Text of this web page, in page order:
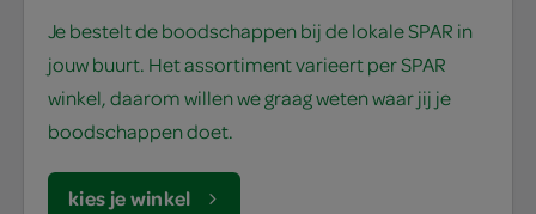
Je bestelt de boodschappen bij de lokale SPAR in
jouw buurt. Het assortiment varieert per SPAR
winkel, daarom willen we graag weten waar jij je
boodschappen doet.
kies je winkel